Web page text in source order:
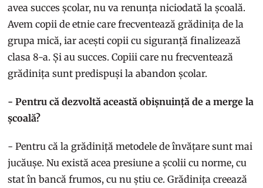
avea succes școlar, nu va renunța niciodată la școală.
Avem copii de etnie care frecventează grădinița de la
grupa mică, iar acești copii cu siguranță finalizează
clasa 8-a. Și au succes. Copiii care nu frecventează
grădinița sunt predispuși la abandon școlar.
- Pentru că dezvoltă această obișnuință de a merge la
școală?
- Pentru că la grădiniță metodele de învățare sunt mai
jucăușe. Nu există acea presiune a școlii cu norme, cu
stat în bancă frumos, cu nu știu ce. Grădinița creează